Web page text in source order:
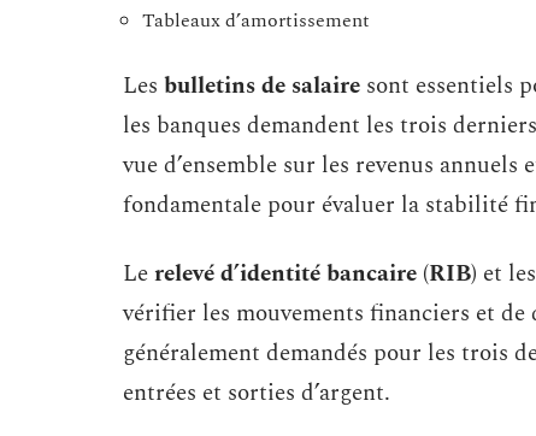
Tableaux d’amortissement
Les bulletins de salaire sont essentiels
les banques demandent les trois
vue d’ensemble sur les revenus
fondamentale pour évaluer la stabilité
Lerelevé d’identité bancaire (RIB) et les
vérifier les mouvements financiers et de
généralement demandés pour les trois
entrées et sorties d’argent.